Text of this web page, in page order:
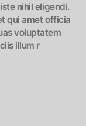
nihil eligendi.
qui amet officia
voluptatem
illum r